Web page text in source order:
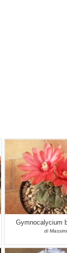
Gymnocalycium
di